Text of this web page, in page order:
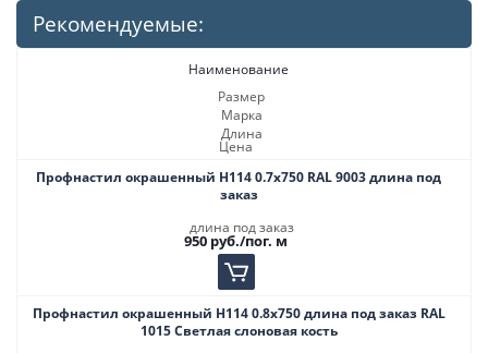
Рекомендуемые:
Наименование
Размер
Марка
Длина
Цена
Профнастил окрашенный Н114 0.7х750 RAL 9003 длина под
заказ
длина под заказ
950 руб./пог. м
Профнастил окрашенный Н114 0.8х750 длина под заказ RAL
1015 Светлая слоновая кость